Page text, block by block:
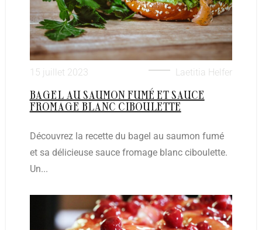
15 juillet 2023 Laetitia Helfer
BAGEL AU SAUMON FUMÉ ET SAUCE
FROMAGE BLANC CIBOULETTE
Découvrez la recette du bagel au saumon fumé
et sa délicieuse sauce fromage blanc ciboulette.
Un...